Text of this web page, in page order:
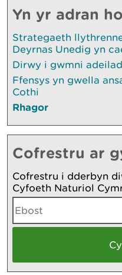
Yn yr adran
Strategaeth
Deyrnas Unedig yn
Dirwy i gwmni
Ffensys yn gwella
Cothi
Rhagor
Cofrestru ar
Cofrestru i dderbyn
Cyfoeth Naturiol